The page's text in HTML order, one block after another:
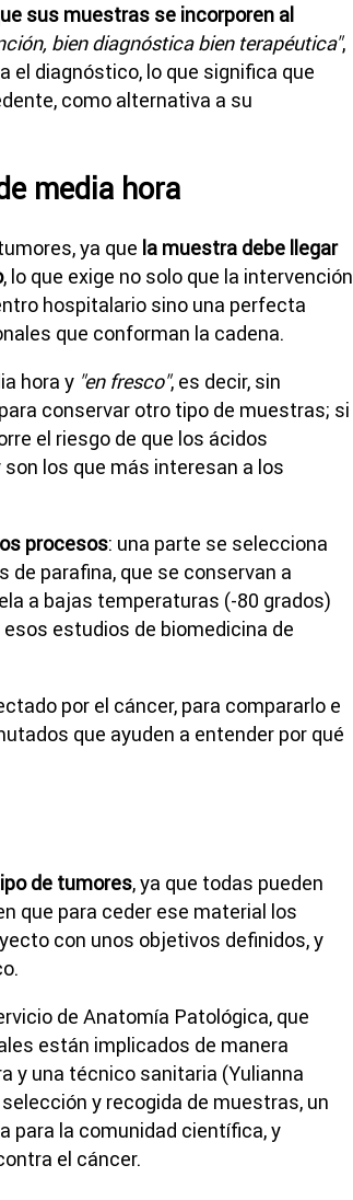
sus muestras se incorporen al
bien diagnóstica bien terapéutica",
el diagnóstico, lo que significa que
como alternativa a su
media hora
ya que la muestra debe llegar
, lo que exige no solo que la intervención
hospitalario sino una perfecta
que conforman la cadena.
hora y "en fresco", es decir, sin
conservar otro tipo de muestras; si
el riesgo de que los ácidos
los que más interesan a los
procesos: una parte se selecciona
de parafina, que se conservan a
a bajas temperaturas (-80 grados)
esos estudios de biomedicina de
por el cáncer, para compararlo e
que ayuden a entender por qué
de tumores, ya que todas pueden
que para ceder ese material los
con unos objetivos definidos, y
de Anatomía Patológica, que
están implicados de manera
y una técnico sanitaria (Yulianna
y recogida de muestras, un
para la comunidad científica, y
el cáncer.